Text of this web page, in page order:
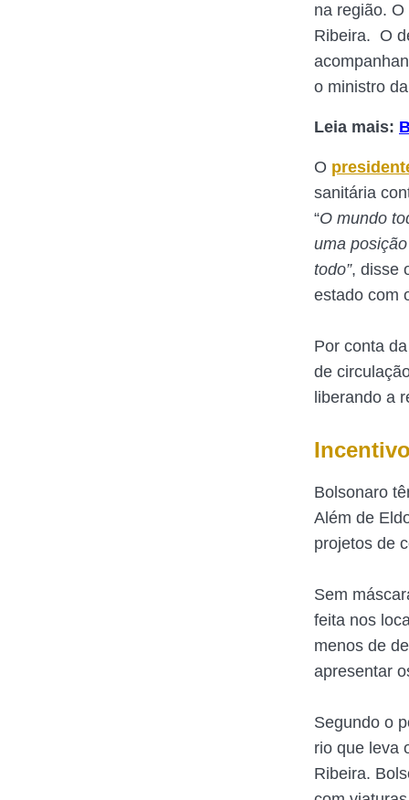
na região.
Ribeira. O
o ministro
Leia mais:
O
sanitária
“O mundo
uma
todo”, disse
estado com
Por conta
de
liberando a
Bolsonaro
Além de
projetos de
Sem
feita nos
menos de
apresentar
Segundo o
rio que leva
Ribeira.